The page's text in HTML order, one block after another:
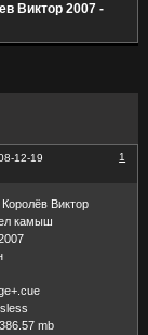
Виктор 2007 -
1
12-19
Виктор
камыш
mb